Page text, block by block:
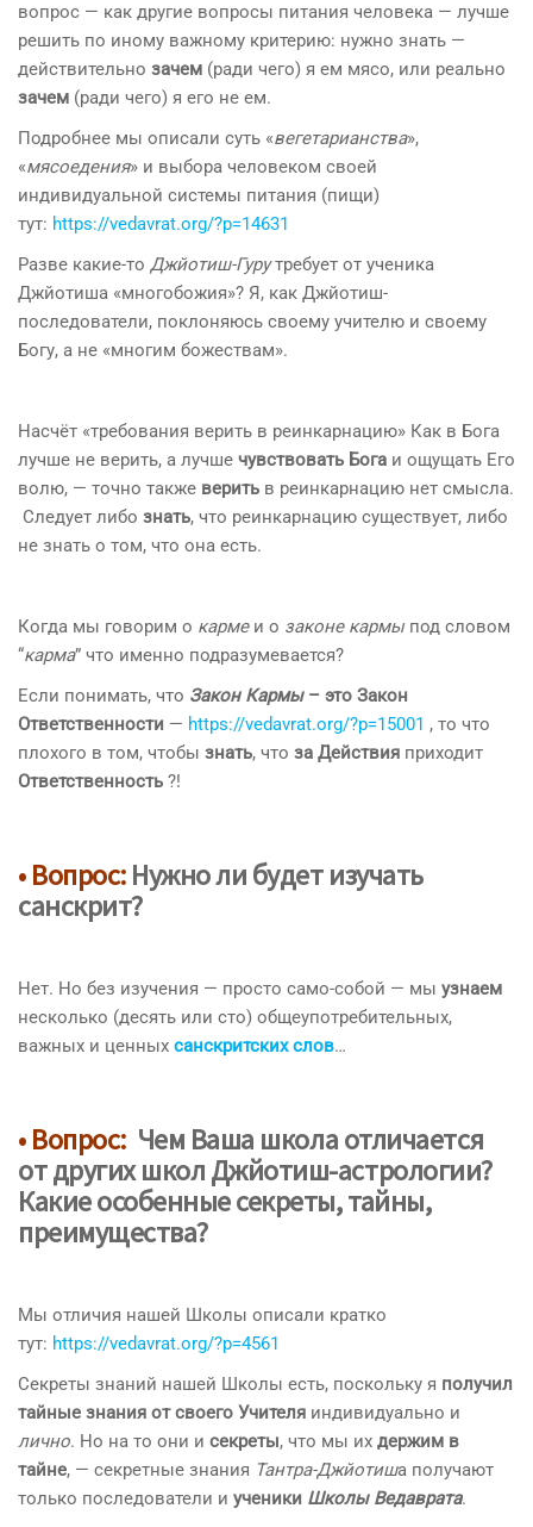
вопрос — как другие вопросы питания человека — лучше
решить по иному важному критерию: нужно знать —
действительно зачем (ради чего) я ем мясо, или реально
зачем (ради чего) я его не ем.
Подробнее мы описали суть «вегетарианства»,
«мясоедения» и выбора человеком своей
индивидуальной системы питания (пищи)
тут: https://vedavrat.org/?p=14631
Разве какие-то Джйотиш-Гурутребует от ученика
Джйотиша «многобожия»? Я, как Джйотиш-
последователи, поклоняюсь своему учителю и своему
Богу, а не «многим божествам».
Насчёт «требования верить в реинкарнацию» Как в Бога
лучше не верить, а лучше чувствовать Бога и ощущать Его
волю, — точно также верить в реинкарнацию нет смысла.
Следует либо знать, что реинкарнацию существует, либо
не знать о том, что она есть.
Когда мы говорим о кармеи о законе кармыпод словом
“карма” что именно подразумевается?
Если понимать, что Закон Кармы– это Закон
Ответственности — https://vedavrat.org/?p=15001 , то что
плохого в том, чтобы знать, что за Действия приходит
Ответственность ?!
• Вопрос:Нужно ли будет изучать
санскрит?
Нет. Но без изучения — просто само-собой — мы узнаем
несколько (десять или сто) общеупотребительных,
важных и ценных санскритских слов…
• Вопрос:Чем Ваша школа отличается
от других школ Джйотиш-астрологии?
Какие особенныесекреты, тайны,
преимущества?
Мы отличия нашей Школы описали кратко
тут: https://vedavrat.org/?p=4561
Секреты знаний нашей Школы есть, поскольку я получил
тайные знания от своего Учителя индивидуально и
лично. Но на то они и секреты, что мы их держим в
тайне, — секретные знания Тантра-Джйотиша получают
только последователи и ученики Школы Ведаврата.